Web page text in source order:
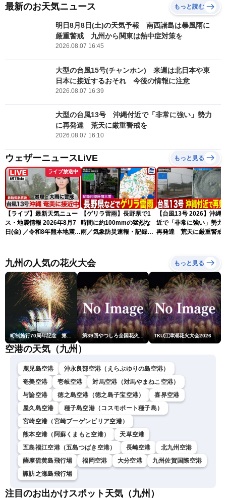
最新のお天気ニュース もっと読む
明日8月8日(土)の天気予報 南西諸島は暴風雨に
厳重警戒 九州から関東は熱中症対策を
2026.08.07 16:45
大型の台風15号(チャンホン) 来週は北日本や東
日本に接近するおそれ 今後の情報に注意
2026.08.07 16:39
大型の台風13号 沖縄付近で「非常に強い」勢力
に再発達 荒天に厳重警戒を
2026.08.07 16:10
ウェザーニュースLiVE もっと見る
ライブ放送中
【ライブ】最新天気ニュー
ス・地震情報 2026年8月7
日(金) ／令和8年熊本地震情
ーン・駒木結衣／内藤邦
裕〉
【ゲリラ雷雨】長野県で1
時間に約100mmの猛烈な
雨／気象防災速報・記録的
【台風13号 2026】沖縄
近で「非常に強い」勢力
再発達 荒天に厳重警戒
九州の人気の花火大会 もっと見る
第39回やつしろ全国花火競技大会 TKU江津湖花火大会2026
空港の天気（九州）
鹿児島空港
沖永良部空港（えらぶゆりの島空港）
奄美空港
壱岐空港
対馬空港（対馬やまねこ空港）
与論空港
徳之島空港（徳之島子宝空港）
喜界空港
屋久島空港
種子島空港（コスモポート種子島）
宮崎空港（宮崎ブーゲンビリア空港）
熊本空港（阿蘇くまもと空港）
天草空港
五島福江空港（五島つばき空港）
長崎空港
北九州空港
薩摩硫黄島飛行場
福岡空港 大分空港
九州佐賀国際空港
諏訪之瀬島飛行場
注目のお出かけスポット天気（九州）